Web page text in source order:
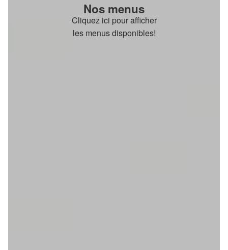
Nos menus
Cliquez ici pour afficher
les menus disponibles!